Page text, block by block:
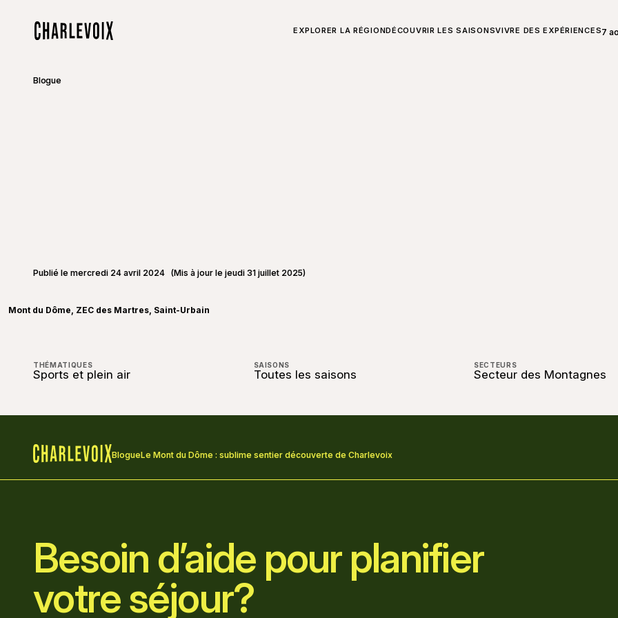
EXPLORER LA RÉGIONDÉCOUVRIR LES SAISONSVIVRE DES EXPÉRIENCES
TOUT SUR CHARLEVOIX 7
Blogue
Publié le mercredi 24 avril 2024 (Mis à jour le jeudi 31 juillet 2025)
Mont du Dôme, ZEC des Martres, Saint-Urbain
THÉMATIQUES
Sports et plein air
SAISONS
Toutes les saisons
SECTEURS
Secteur des Montagnes
BlogueLe Mont du Dôme : sublime sentier découverte de Charlevoix
Besoin d’aide pour planifier
votre séjour?